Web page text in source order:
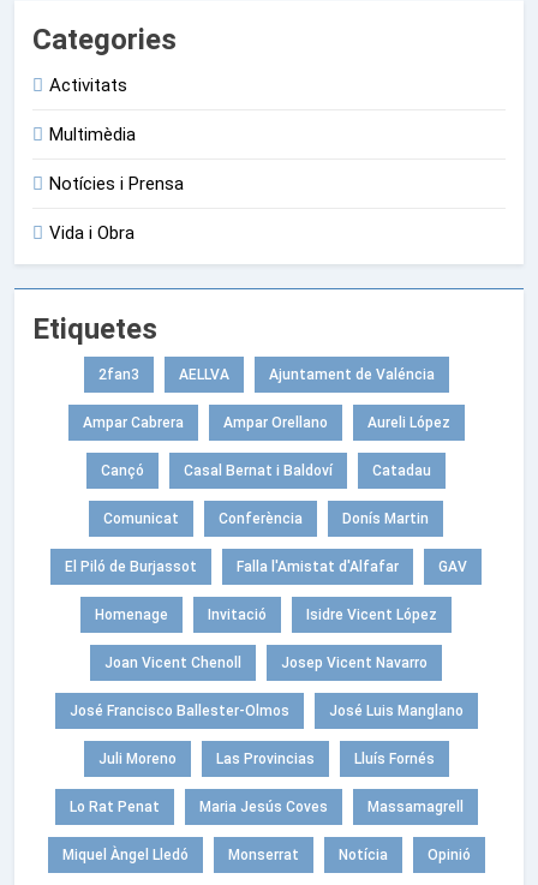
Categories
Activitats
Multimèdia
Notícies i Prensa
Vida i Obra
Etiquetes
2fan3 AELLVA Ajuntament de Valéncia
Ampar Cabrera Ampar Orellano Aureli López
Cançó Casal Bernat i Baldoví Catadau
Comunicat Conferència Donís Martin
El Piló de Burjassot Falla l'Amistat d'Alfafar GAV
Homenage Invitació Isidre Vicent López
Joan Vicent Chenoll Josep Vicent Navarro
José Francisco Ballester-Olmos José Luis Manglano
Juli Moreno Las Provincias Lluís Fornés
Lo Rat Penat Maria Jesús Coves Massamagrell
Miquel Àngel Lledó Monserrat Notícia Opinió